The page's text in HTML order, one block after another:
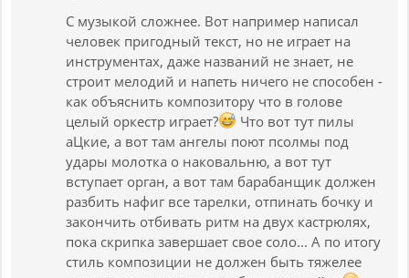
С музыкой сложнее. Вот например написал
человек пригодный текст, но не играет на
инструментах, даже названий не знает, не
строит мелодий и напеть ничего не способен -
как объяснить композитору что в голове
целый оркестр играет?
Что вот тут пилы
аЦкие, а вот там ангелы поют псолмы под
удары молотка о наковальню, а вот тут
вступает орган, а вот там барабанщик должен
разбить нафиг все тарелки, отпинать бочку и
закончить отбивать ритм на двух кастрюлях,
пока скрипка завершает свое соло... А по итогу
стиль композиции не должен быть тяжелее